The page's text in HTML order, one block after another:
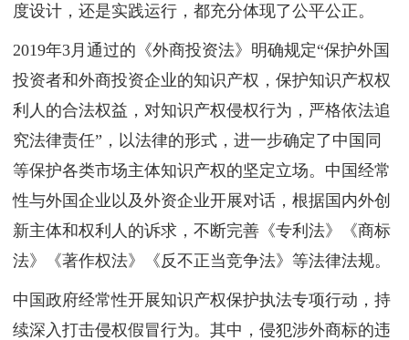
度设计，还是实践运行，都充分体现了公平公正。
2019年3月通过的《外商投资法》明确规定“保护外国
投资者和外商投资企业的知识产权，保护知识产权权
利人的合法权益，对知识产权侵权行为，严格依法追
究法律责任”，以法律的形式，进一步确定了中国同
等保护各类市场主体知识产权的坚定立场。中国经常
性与外国企业以及外资企业开展对话，根据国内外创
新主体和权利人的诉求，不断完善《专利法》《商标
法》《著作权法》《反不正当竞争法》等法律法规。
中国政府经常性开展知识产权保护执法专项行动，持
续深入打击侵权假冒行为。其中，侵犯涉外商标的违